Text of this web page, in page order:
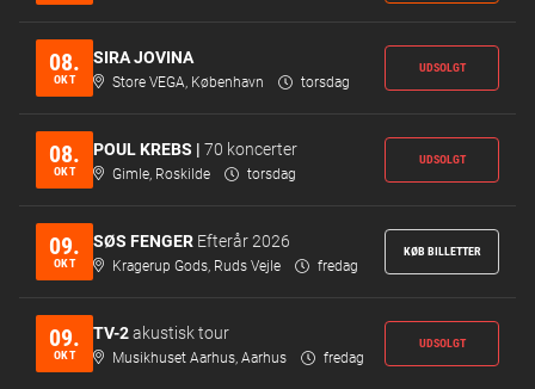
08.
OKT
SIRA JOVINA
Store VEGA, København torsdag
UDSOLGT
08.
OKT
POUL KREBS | 70 koncerter
Gimle, Roskilde torsdag
UDSOLGT
09.
OKT
SØS FENGER Efterår 2026
Kragerup Gods, Ruds Vejle fredag
KØB BILLETTER
09.
OKT
TV-2akustisk tour
Musikhuset Aarhus, Aarhus fredag
UDSOLGT